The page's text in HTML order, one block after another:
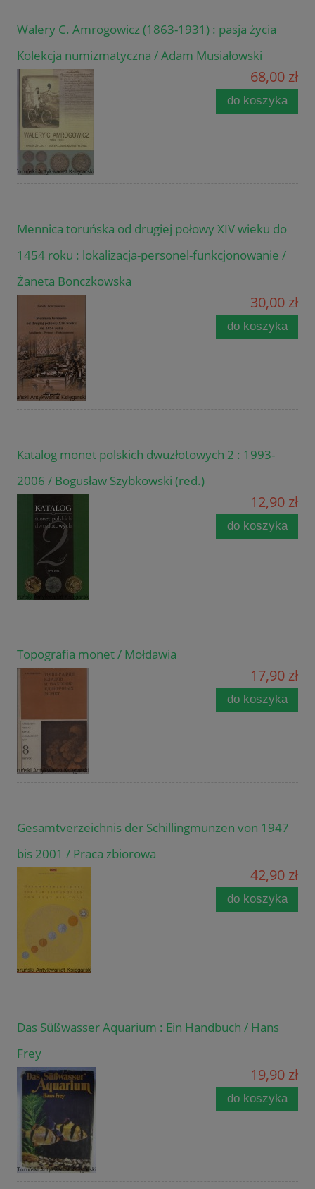
Walery C. Amrogowicz (1863-1931) : pasja życia
Kolekcja numizmatyczna / Adam Musiałowski
68,00 zł
do koszyka
Mennica toruńska od drugiej połowy XIV wieku do
1454 roku : lokalizacja-personel-funkcjonowanie /
Żaneta Bonczkowska
30,00 zł
do koszyka
Katalog monet polskich dwuzłotowych 2 : 1993-
2006 / Bogusław Szybkowski (red.)
12,90 zł
do koszyka
Topografia monet / Mołdawia
17,90 zł
do koszyka
Gesamtverzeichnis der Schillingmunzen von 1947
bis 2001 / Praca zbiorowa
42,90 zł
do koszyka
Das Süßwasser Aquarium : Ein Handbuch / Hans
Frey
19,90 zł
do koszyka